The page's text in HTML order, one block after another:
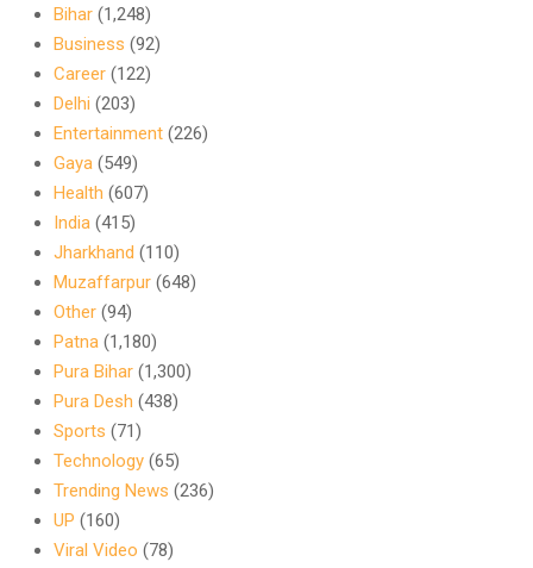
Bihar (1,248)
Business (92)
Career (122)
Delhi (203)
Entertainment (226)
Gaya (549)
Health (607)
India (415)
Jharkhand (110)
Muzaffarpur (648)
Other (94)
Patna (1,180)
Pura Bihar (1,300)
Pura Desh (438)
Sports (71)
Technology (65)
Trending News (236)
UP (160)
Viral Video (78)